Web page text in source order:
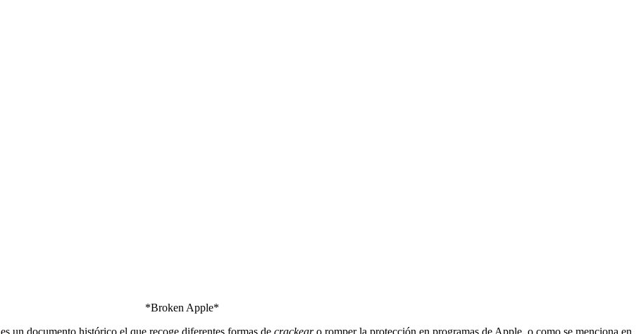
*Broken Apple*
es un documento histórico el que recoge diferentes formas de crackearo romper la protección en programas de Apple, o como se menciona en